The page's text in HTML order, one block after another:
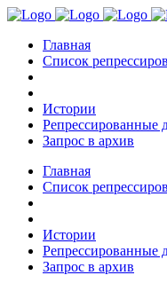
Главная
Список
Истории
Репрессированные
Запрос в архив
Главная
Список
Истории
Репрессированные
Запрос в архив